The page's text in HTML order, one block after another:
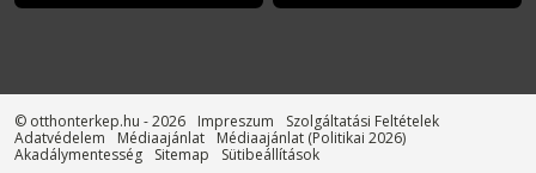
© otthonterkep.hu - 2026 Impreszum
Szolgáltatási Feltételek
Adatvédelem
Médiaajánlat
Médiaajánlat (Politikai 2026)
Akadálymentesség
Sitemap Sütibeállítások